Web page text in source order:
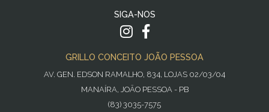
SIGA-NOS
GRILLO CONCEITO JOÃO PESSOA
AV. GEN. EDSON RAMALHO, 834, LOJAS 02/03/04
MANAÍRA, JOÃO PESSOA - PB
(83) 3035-7575